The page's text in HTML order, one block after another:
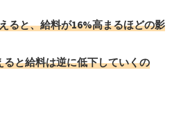
ると、給料が16%高まるほどの影
と給料は逆に低下していくの